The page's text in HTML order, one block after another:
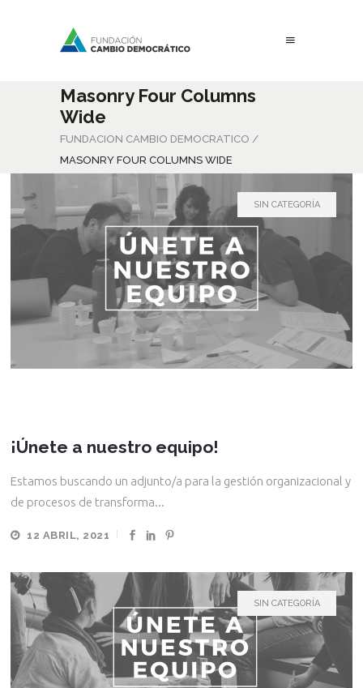
Masonry Four Columns
Wide
FUNDACION CAMBIO DEMOCRATICO /
MASONRY FOUR COLUMNS WIDE
SIN CATEGORÍA
¡Únete a nuestro equipo!
Estamos buscando un adjunto/a para la gestión organizacional y
de procesos de transforma...
12 ABRIL, 2021
SIN CATEGORÍA